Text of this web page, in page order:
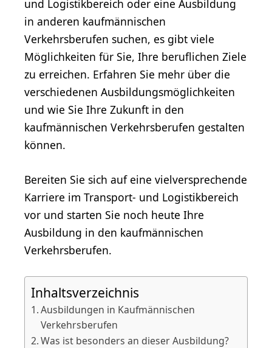
und Logistikbereich oder eine Ausbildung
in anderen kaufmännischen
Verkehrsberufen suchen, es gibt viele
Möglichkeiten für Sie, Ihre beruflichen Ziele
zu erreichen. Erfahren Sie mehr über die
verschiedenen Ausbildungsmöglichkeiten
und wie Sie Ihre Zukunft in den
kaufmännischen Verkehrsberufen gestalten
können.
Bereiten Sie sich auf eine vielversprechende
Karriere im Transport- und Logistikbereich
vor und starten Sie noch heute Ihre
Ausbildung in den kaufmännischen
Verkehrsberufen.
Inhaltsverzeichnis
Ausbildungen in Kaufmännischen
Verkehrsberufen
Was ist besonders an dieser Ausbildung?